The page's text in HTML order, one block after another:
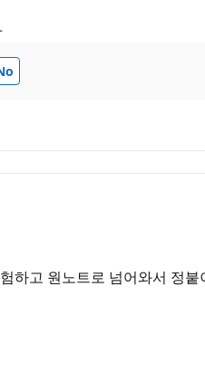
하고 원노트로 넘어와서 정